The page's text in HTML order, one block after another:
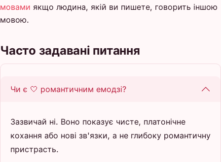
мовами якщо людина, якій ви пишете, говорить іншою
мовою.
Часто задавані питання
Чи є 🤍 романтичним емодзі?
Зазвичай ні. Воно показує чисте, платонічне
кохання або нові зв'язки, а не глибоку романтичну
пристрасть.